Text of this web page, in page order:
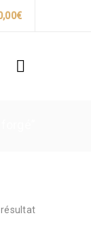
€
résultat